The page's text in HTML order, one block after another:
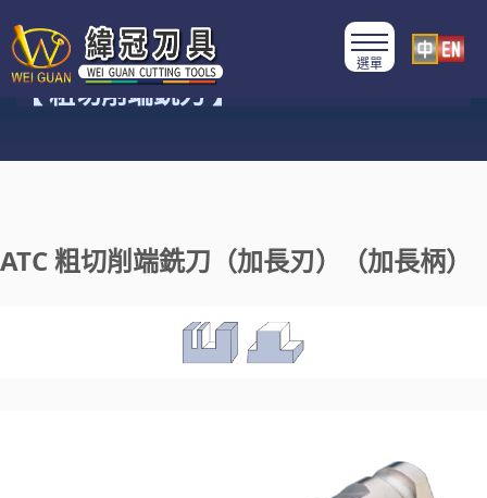
產品類別
【 粗切削端銑刀 】
ATC 粗切削端銑刀（加長刃）（加長柄）